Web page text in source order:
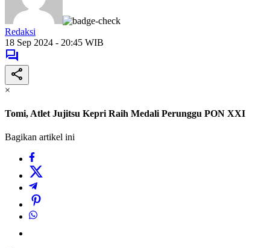
Redaksi
18 Sep 2024 - 20:45 WIB
×
Tomi, Atlet Jujitsu Kepri Raih Medali Perunggu PON XXI
Bagikan artikel ini